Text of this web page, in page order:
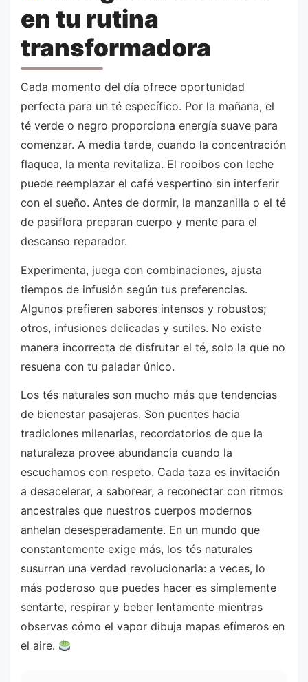
en tu rutina
transformadora
Cada momento del día ofrece oportunidad
perfecta para un té específico. Por la mañana, el
té verde o negro proporciona energía suave para
comenzar. A media tarde, cuando la concentración
flaquea, la menta revitaliza. El rooibos con leche
puede reemplazar el café vespertino sin interferir
con el sueño. Antes de dormir, la manzanilla o el té
de pasiflora preparan cuerpo y mente para el
descanso reparador.
Experimenta, juega con combinaciones, ajusta
tiempos de infusión según tus preferencias.
Algunos prefieren sabores intensos y robustos;
otros, infusiones delicadas y sutiles. No existe
manera incorrecta de disfrutar el té, solo la que no
resuena con tu paladar único.
Los tés naturales son mucho más que tendencias
de bienestar pasajeras. Son puentes hacia
tradiciones milenarias, recordatorios de que la
naturaleza provee abundancia cuando la
escuchamos con respeto. Cada taza es invitación
a desacelerar, a saborear, a reconectar con ritmos
ancestrales que nuestros cuerpos modernos
anhelan desesperadamente. En un mundo que
constantemente exige más, los tés naturales
susurran una verdad revolucionaria: a veces, lo
más poderoso que puedes hacer es simplemente
sentarte, respirar y beber lentamente mientras
observas cómo el vapor dibuja mapas efímeros en
el aire.